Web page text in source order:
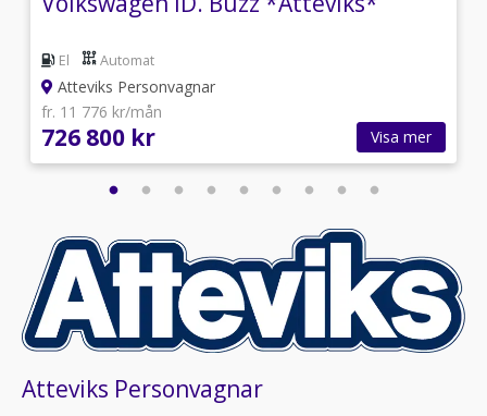
El Automat
Atteviks Personvagnar
fr. 11 776 kr/mån
726 800 kr Visa mer
Atteviks Personvagnar